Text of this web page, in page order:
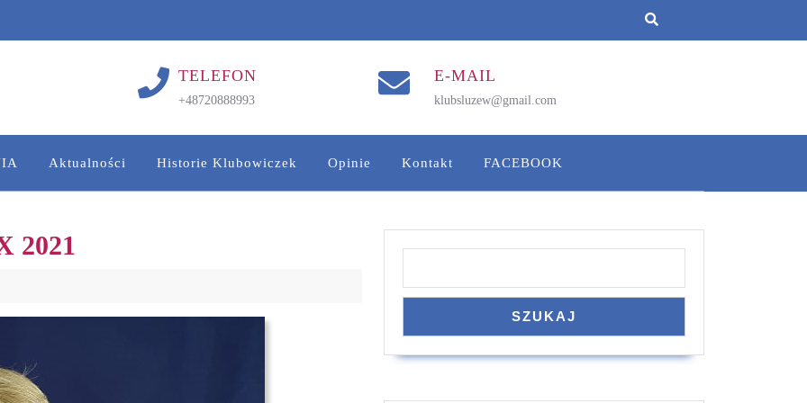
TELEFON
+48720888993
E-MAIL
klubsluzew@gmail.com
Aktualności Historie Klubowiczek Opinie Kontakt FACEBOOK
2021 Szukaj
SZUKAJ